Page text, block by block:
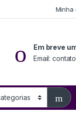
Minha
Em breve
Email: